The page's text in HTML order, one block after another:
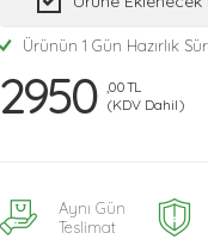
Ürünün 1 Gün Hazırlık
2950
,00 TL
(KDV Dahil)
Aynı Gün
Teslimat